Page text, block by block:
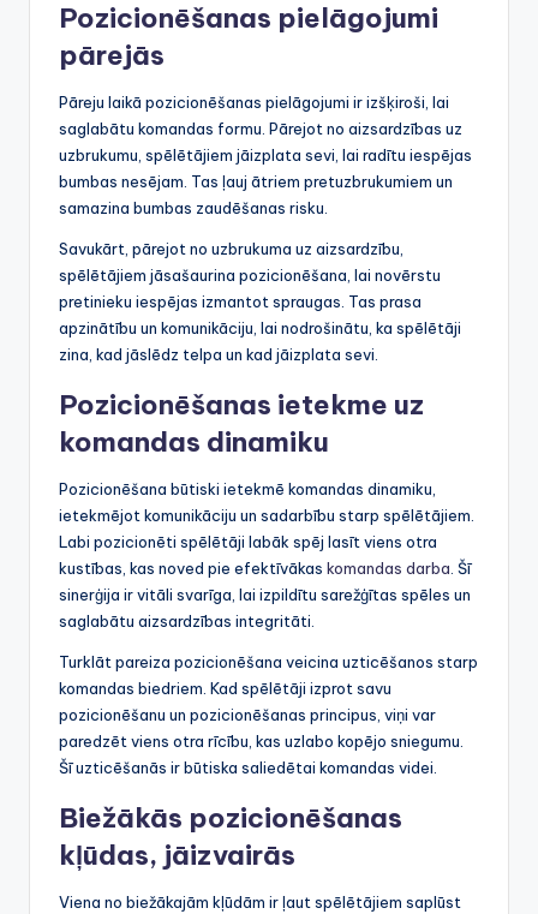
Pozicionēšanas pielāgojumi
pārejās
Pāreju laikā pozicionēšanas pielāgojumi ir izšķiroši, lai
saglabātu komandas formu. Pārejot no aizsardzības uz
uzbrukumu, spēlētājiem jāizplata sevi, lai radītu iespējas
bumbas nesējam. Tas ļauj ātriem pretuzbrukumiem un
samazina bumbas zaudēšanas risku.
Savukārt, pārejot no uzbrukuma uz aizsardzību,
spēlētājiem jāsašaurina pozicionēšana, lai novērstu
pretinieku iespējas izmantot spraugas. Tas prasa
apzinātību un komunikāciju, lai nodrošinātu, ka spēlētāji
zina, kad jāslēdz telpa un kad jāizplata sevi.
Pozicionēšanas ietekme uz
komandas dinamiku
Pozicionēšana būtiski ietekmē komandas dinamiku,
ietekmējot komunikāciju un sadarbību starp spēlētājiem.
Labi pozicionēti spēlētāji labāk spēj lasīt viens otra
kustības, kas noved pie efektīvākas komandas darba. Šī
sinerģija ir vitāli svarīga, lai izpildītu sarežģītas spēles un
saglabātu aizsardzības integritāti.
Turklāt pareiza pozicionēšana veicina uzticēšanos starp
komandas biedriem. Kad spēlētāji izprot savu
pozicionēšanu un pozicionēšanas principus, viņi var
paredzēt viens otra rīcību, kas uzlabo kopējo sniegumu.
Šī uzticēšanās ir būtiska saliedētai komandas videi.
Biežākās pozicionēšanas
kļūdas, jāizvairās
Viena no biežākajām kļūdām ir ļaut spēlētājiem saplūst